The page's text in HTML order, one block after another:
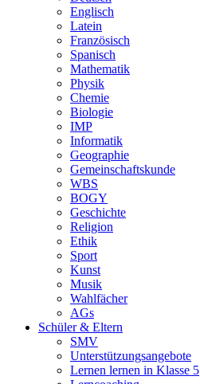
Englisch
Latein
Französisch
Spanisch
Mathematik
Physik
Chemie
Biologie
IMP
Informatik
Geographie
Gemeinschaftskunde
WBS
BOGY
Geschichte
Religion
Ethik
Sport
Kunst
Musik
Wahlfächer
AGs
Schüler & Eltern
SMV
Unterstützungsangebote
Lernen lernen in Klasse 5